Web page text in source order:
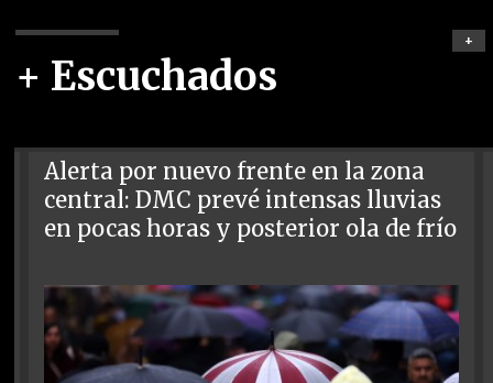
+ Escuchados
+
Alerta por nuevo frente en la zona
central: DMC prevé intensas lluvias
en pocas horas y posterior ola de frío